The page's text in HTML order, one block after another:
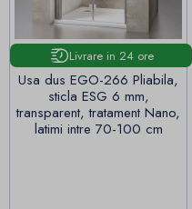
Livrare in 24 ore
Usa dus EGO-266 Pliabila,
sticla ESG 6 mm,
transparent, tratament Nano,
latimi intre 70-100 cm